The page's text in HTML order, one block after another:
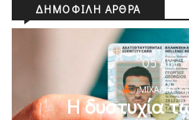
ΔΗΜΟΦΙΛΉ ΆΡΘΡΑ
05 Αυγ
ΜΙΧΆΛΗΣ
Η δυστυχία